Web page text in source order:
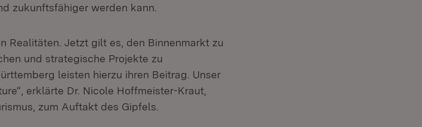
zukunftsfähiger werden kann.
Realitäten. Jetzt gilt es, den Binnenmarkt zu
Fenster)
und strategische Projekte zu
leisten hierzu ihren Beitrag. Unser
erklärte Dr. Nicole Hoffmeister-Kraut,
zum Auftakt des Gipfels.